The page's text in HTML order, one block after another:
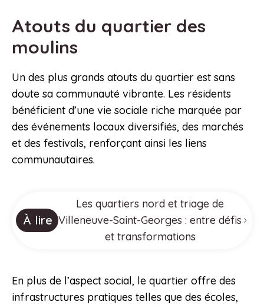
Atouts du quartier des
moulins
Un des plus grands atouts du quartier est sans
doute sa communauté vibrante. Les résidents
bénéficient d’une vie sociale riche marquée par
des événements locaux diversifiés, des marchés
et des festivals, renforçant ainsi les liens
communautaires.
À lire
Les quartiers nord et triage de
Villeneuve-Saint-Georges : entre défis
et transformations
En plus de l’aspect social, le quartier offre des
infrastructures pratiques telles que des écoles,